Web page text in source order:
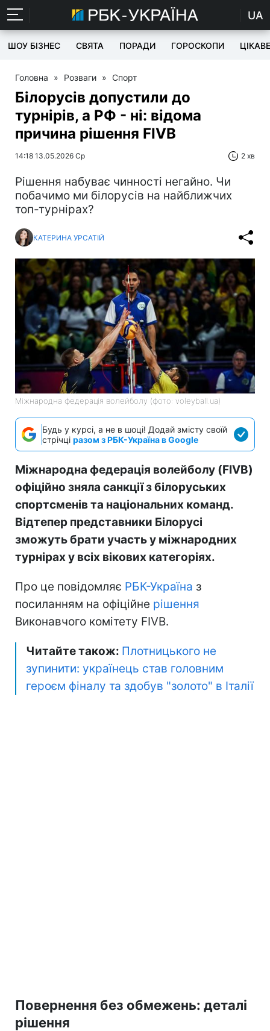
UA
ШОУ БІЗНЕС СВЯТА ПОРАДИ ГОРОСКОПИ ЦІКАВЕ
Головна » Розваги » Спорт
Білорусів допустили до
турнірів, а РФ - ні: відома
причина рішення FIVB
14:18 13.05.2026 Ср 2 хв
Рішення набуває чинності негайно. Чи
побачимо ми білорусів на найближчих
топ-турнірах?
КАТЕРИНА УРСАТІЙ
Міжнародна федерація волейболу (фото: voleyball.ua)
Будь у курсі, а не в шоці! Додай змісту своїй
стрічці разом з РБК-Україна в Google
Міжнародна федерація волейболу (FIVB)
офіційно зняла санкції з білоруських
спортсменів та національних команд.
Відтепер представники Білорусі
зможуть брати участь у міжнародних
турнірах у всіх вікових категоріях.
Про це повідомляє РБК-Україна з
посиланням на офіційне рішення
Виконавчого комітету FIVB.
Читайте також: Плотницького не
зупинити: українець став головним
героєм фіналу та здобув "золото" в Італії
Повернення без обмежень: деталі
рішення